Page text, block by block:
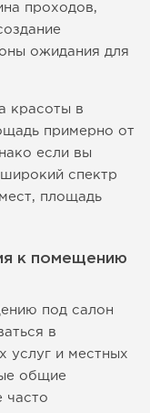
проходов,
ожидания для
красоты в
примерно от
если вы
спектр
площадь
к помещению
под салон
в
услуг и местных
общие
часто